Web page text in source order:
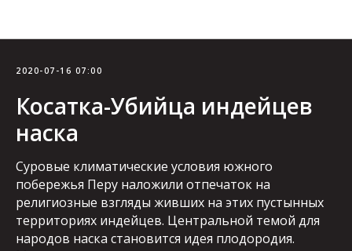
2020-07-16 07:00
Косатка-Убийца индейцев
наска
Суровые климатические условия южного
побережья Перу наложили отпечаток на
религиозные взгляды живших на этих пустынных
территориях индейцев. Центральной темой для
народов наска становится идея плодородия.